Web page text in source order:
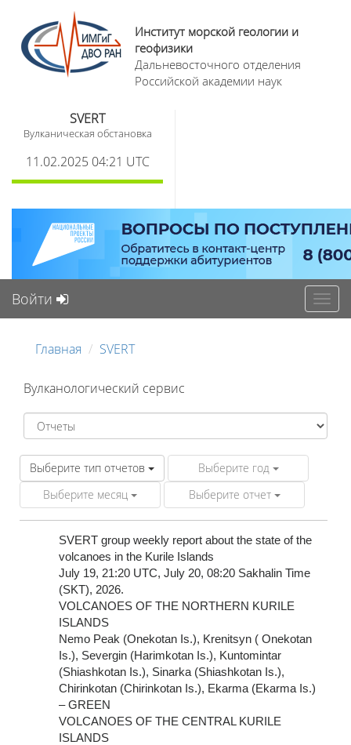
Институт морской геологии и
геофизики
Дальневосточного отделения
Российской академии наук
SVERT
Вулканическая обстановка
11.02.2025 04:21 UTC
Войти
Главная SVERT
Вулканологический сервис
Выберите тип отчетов
Выберите год
Выберите месяц
Выберите отчет
SVERT group weekly report about the state of the
volcanoes in the Kurile Islands
July 19, 21:20 UTC, July 20, 08:20 Sakhalin Time
(SKT), 2026.
VOLCANOES OF THE NORTHERN KURILE
ISLANDS
Nemo Peak (Onekotan Is.), Krenitsyn ( Onekotan
Is.), Severgin (Harimkotan Is.), Kuntomintar
(Shiashkotan Is.), Sinarka (Shiashkotan Is.),
Chirinkotan (Chirinkotan Is.), Ekarma (Ekarma Is.)
– GREEN
VOLCANOES OF THE CENTRAL KURILE
ISLANDS